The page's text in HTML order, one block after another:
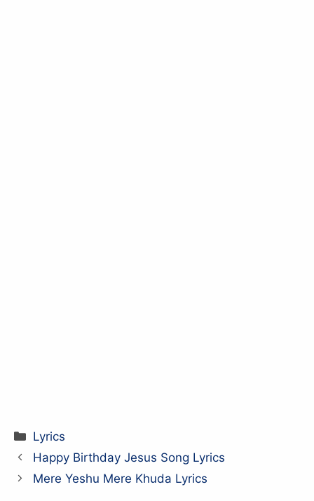
Categories
Lyrics
Happy Birthday Jesus Song Lyrics
Mere Yeshu Mere Khuda Lyrics